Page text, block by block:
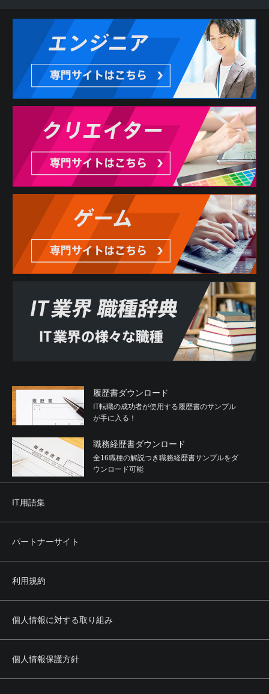
履歴書ダウンロード
IT転職の成功者が使用する履歴書のサンプル
が手に入る！
職務経歴書ダウンロード
全16職種の解説つき職務経歴書サンプルをダ
ウンロード可能
IT用語集
パートナーサイト
利用規約
個人情報に対する取り組み
個人情報保護方針